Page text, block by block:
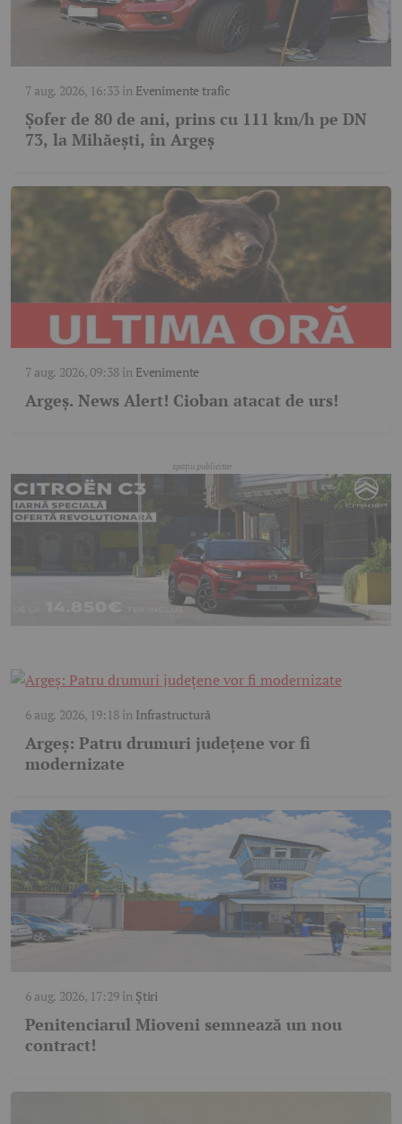
7 aug. 2026, 16:33în Evenimente trafic
Șofer de 80 de ani, prins cu 111 km/h pe DN
73, la Mihăești, în Argeș
7 aug. 2026, 09:38în Evenimente
Argeş. News Alert! Cioban atacat de urs!
6 aug. 2026, 19:18în Infrastructură
Argeș: Patru drumuri județene vor fi
modernizate
6 aug. 2026, 17:29în Știri
Penitenciarul Mioveni semnează un nou
contract!